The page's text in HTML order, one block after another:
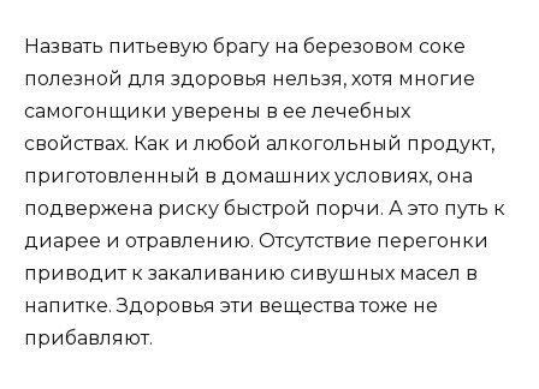
Назвать питьевую брагу на березовом соке
полезной для здоровья нельзя, хотя многие
самогонщики уверены в ее лечебных
свойствах. Как и любой алкогольный продукт,
приготовленный в домашних условиях, она
подвержена риску быстрой порчи. А это путь к
диарее и отравлению. Отсутствие перегонки
приводит к закаливанию сивушных масел в
напитке. Здоровья эти вещества тоже не
прибавляют.